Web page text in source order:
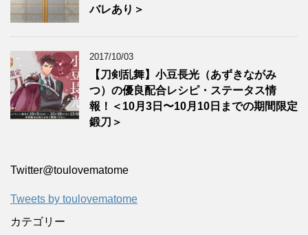
バレあり＞
2017/10/03
【刀剣乱舞】小豆長光（あずきながみ
つ）の優良配合レシピ・ステータス情
報！＜10月3日〜10月10日までの期間限定
鍛刀＞
Twitter‎@toulovematome
Tweets by toulovematome
カテゴリー